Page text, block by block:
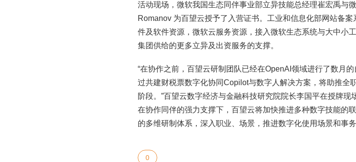
活动现场，微软我国生态同伴事业部立异技能总经理崔宏禹与
Romanov 为百望云授予了入营证书。工业和信息化部网站备
件及软件资源，微软云服务资源，接入微软生态系统与大中小
集团供给的更多立异及出资服务的支撑。
“在协作之前，百望云研制团队已经在OpenAI领域进行了数月
过共建财税票数字化协同Copilot与数字人解决方案，将助推全
阶段。”百望云数字经济与金融科技研究院院长李国平在授牌现
在协作同伴的强力支撑下，百望云将加快推进多种数字技能的
的多维研制体系，深入职业、场景，推进数字化使用场景和事
0